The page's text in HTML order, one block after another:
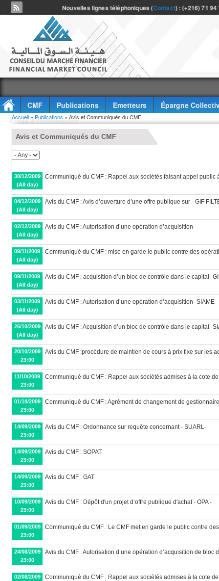
Nouvelles lignes téléphoniques (Contact) : (+216) 71
CMF Publications Emetteurs
Épargne
Accès à l'information
Vous êtes ici
Accueil » Publications » Avis et Communiqués du CMF
Avis et Communiqués du CMF
30/12/2009
(All day)
Communiqué du CMF : Rappel aux sociétés faisant appel public
04/12/2009
(All day)
Avis du CMF : Avis d’ouverture d’une offre publique sur - GIF
02/12/2009
(All day)
Avis du CMF : Autorisation d’une opération d’acquisition
09/11/2009
(All day)
Communiqué du CMF : mise en garde le public contre des
09/11/2009
(All day)
Avis du CMF : acquisition d’un bloc de contrôle dans le capital -
03/11/2009
(All day)
Avis du CMF : Autorisation d’une opération d’acquisition -SIAME-
26/10/2009
(All day)
Avis du CMF : Acquisition d’un bloc de contrôle dans le capital -
20/10/2009
23:00
Avis du CMF :procédure de maintien de cours à prix fixe sur les
11/10/2009
23:00
Communiqué du CMF : Rappel aux sociétés admises à la cote
01/10/2009
23:00
Communiqué du CMF : Agrément de changement de
14/09/2009
23:00
Avis du CMF : Ordonnance sur requête concernant - SUARL-
14/09/2009
23:00
Avis du CMF : SOPAT
14/09/2009
23:00
Avis du CMF : GAT
10/09/2009
23:00
Avis du CMF : Dépôt d'un projet d’offre publique d'achat - OPA -
01/09/2009
23:00
Communiqué du CMF : Le CMF met en garde le public contre
24/08/2009
23:00
Avis du CMF : Autorisation d’une opération d’acquisition de bloc
02/08/2009
Communiqué du CMF : Rappel aux sociétés admises à la cote